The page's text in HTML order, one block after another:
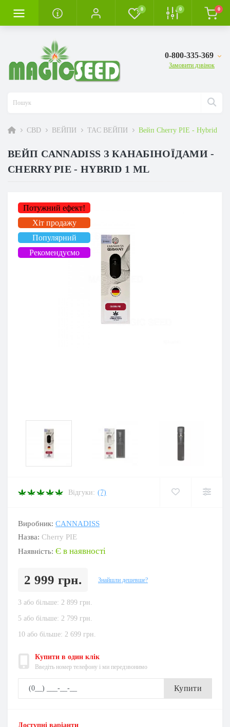
0 0 0
0-800-335-369
Замовити дзвінок
CBD ВЕЙПИ TAC ВЕЙПИ Вейп Cherry PIE - Hybrid
ВЕЙП CANNADISS З КАНАБІНОЇДАМИ -
CHERRY PIE - HYBRID 1 ML
Потужний ефект!
Хіт продажу
Популярний
Рекомендуємо
Відгуки: (7)
Виробник: CANNADISS
Назва: Cherry PIE
Наявність: Є в наявності
2 999 грн. Знайшли дешевше?
3 або більше: 2 899 грн.
5 або більше: 2 799 грн.
10 або більше: 2 699 грн.
Купити в один клік
Введіть номер телефону і ми передзвонимо
Купити
Доступні варіанти